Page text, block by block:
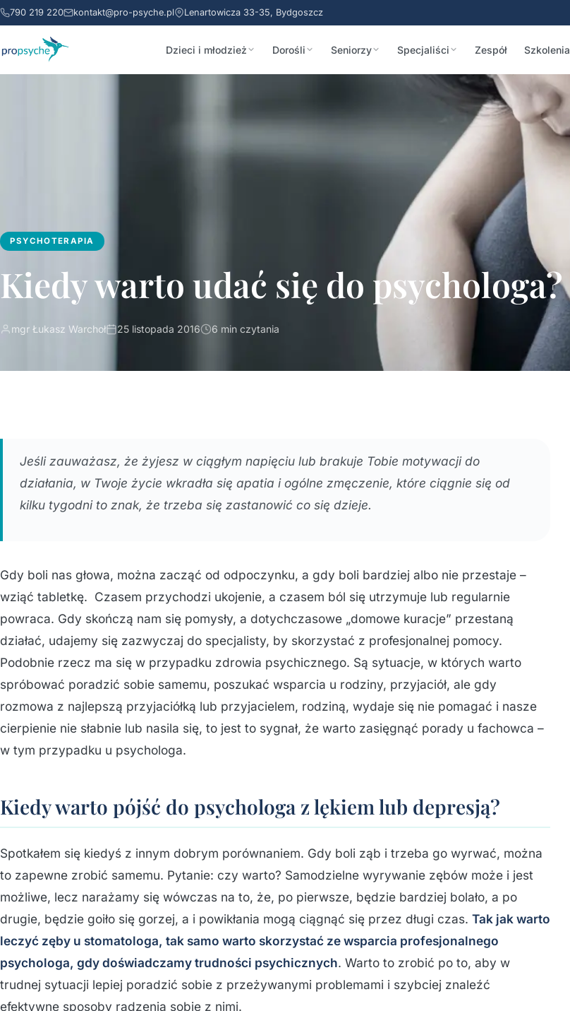
790 219 220 kontakt@pro-psyche.pl Lenartowicza 33-35, Bydgoszcz
Dzieci i młodzież Dorośli Seniorzy Specjaliści Zespół Szkolenia
PSYCHOTERAPIA
Kiedy warto udać się do psychologa?
mgr Łukasz Warchoł 25 listopada 2016 6 min czytania
Jeśli zauważasz, że żyjesz w ciągłym napięciu lub brakuje Tobie motywacji do
działania, w Twoje życie wkradła się apatia i ogólne zmęczenie, które ciągnie się od
kilku tygodni to znak, że trzeba się zastanowić co się dzieje.
Gdy boli nas głowa, można zacząć od odpoczynku, a gdy boli bardziej albo nie przestaje –
wziąć tabletkę. Czasem przychodzi ukojenie, a czasem ból się utrzymuje lub regularnie
powraca. Gdy skończą nam się pomysły, a dotychczasowe „domowe kuracje” przestaną
działać, udajemy się zazwyczaj do specjalisty, by skorzystać z profesjonalnej pomocy.
Podobnie rzecz ma się w przypadku zdrowia psychicznego. Są sytuacje, w których warto
spróbować poradzić sobie samemu, poszukać wsparcia u rodziny, przyjaciół, ale gdy
rozmowa z najlepszą przyjaciółką lub przyjacielem, rodziną, wydaje się nie pomagać i nasze
cierpienie nie słabnie lub nasila się, to jest to sygnał, że warto zasięgnąć porady u fachowca –
w tym przypadku u psychologa.
Kiedy warto pójść do psychologa z lękiem lub depresją?
Spotkałem się kiedyś z innym dobrym porównaniem. Gdy boli ząb i trzeba go wyrwać, można
to zapewne zrobić samemu. Pytanie: czy warto? Samodzielne wyrywanie zębów może i jest
możliwe, lecz narażamy się wówczas na to, że, po pierwsze, będzie bardziej bolało, a po
drugie, będzie goiło się gorzej, a i powikłania mogą ciągnąć się przez długi czas. Tak jak warto
leczyć zęby u stomatologa, tak samo warto skorzystać ze wsparcia profesjonalnego
psychologa, gdy doświadczamy trudności psychicznych. Warto to zrobić po to, aby w
trudnej sytuacji lepiej poradzić sobie z przeżywanymi problemami i szybciej znaleźć
efektywne sposoby radzenia sobie z nimi.